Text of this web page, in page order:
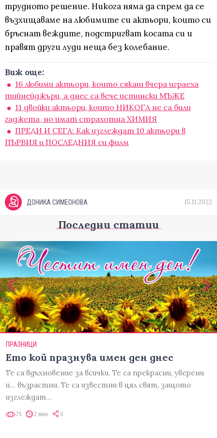
трудното решение. Никога няма да спрем да се
възхищаваме на любимите си актьори, които си
бръснат веждите, подстригват косата си и
правят други луди неща без колебание.
Виж още:
16 любими актьори, които сякаш вчера играеха
тийнейджъри, а днес са вече истински МЪЖЕ
11 двойки актьори, които НИКОГА не са били
гаджета, но имат страхотна ХИМИЯ
ПРЕДИ И СЕГА: Как изглеждат 10 актьори в
ПЪРВИЯ и ПОСЛЕДНИЯ си филм
ДОНИКА СИМЕОНОВА 15.11.2022
Последни статии
ПРАЗНИЦИ
Ето кой празнува имен ден днес
Те са вдъхновение за всички. Те са прекрасни, уверени
и... възрастни. Те са известни в цял свят, защото
изглеждат…
75 2 мин 0